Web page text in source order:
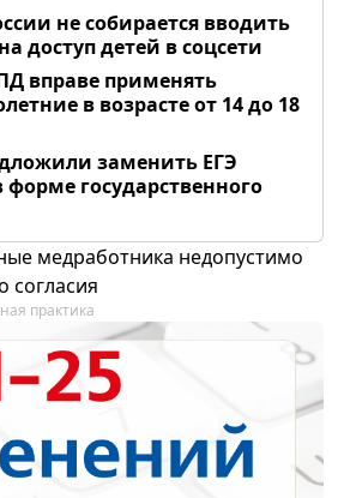
не собирается вводить
доступ детей в соцсети
вправе применять
в возрасте от 14 до 18
заменить ЕГЭ
форме государственного
медработника недопустимо
согласия
практика